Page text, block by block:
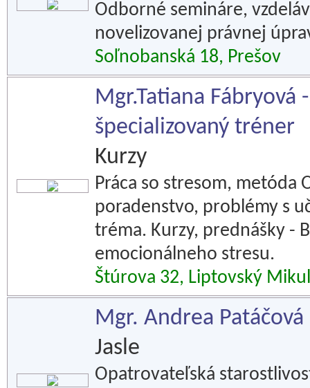
Odborné semináre,
novelizovanej právnej
Soľnobanská 18, Prešov
Mgr.Tatiana
špecializovaný tréner
Kurzy
Práca so stresom, metóda
poradenstvo, problémy s
tréma. Kurzy, prednášky -
emocionálneho stresu.
Štúrova 32, Liptovský
Mgr. Andrea
Jasle
Opatrovateľská